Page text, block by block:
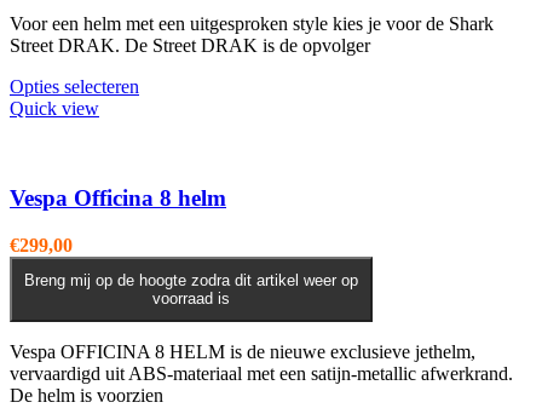
Voor een helm met een uitgesproken style kies je voor de Shark
Street DRAK. De Street DRAK is de opvolger
Opties selecteren
Deze
gekozen
worden
op
de
productpagina
Quick view
Vespa Officina 8 helm
€299,00
Breng mij op de hoogte zodra dit artikel weer op
voorraad is
Vespa OFFICINA 8 HELM is de nieuwe exclusieve jethelm,
vervaardigd uit ABS-materiaal met een satijn-metallic afwerkrand.
De helm is voorzien